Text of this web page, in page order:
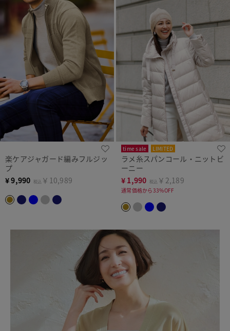
楽ケアジャガード編みフルジッ
プ
¥9,990 税込 ￥10,989
time sale LIMITED
ラメ糸スパンコール・ニットビ
ーニー
¥ 1,990 税込 ￥2,189
通常価格から33%OFF